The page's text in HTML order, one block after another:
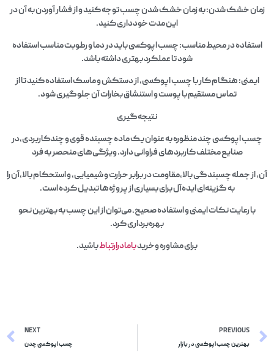
زمان خشک شدن: به زمان خشک شدن چسب توجه کنید و از فشار آوردن به آن در
این مدت خودداری کنید.
استفاده در محیط مناسب: چسب اپوکسی باید در دما و رطوبت مناسب استفاده
شود تا عملکرد بهتری داشته باشد.
ایمنی: هنگام کار با چسب اپوکسی، از دستکش و ماسک استفاده کنید تا از
تماس مستقیم با پوست و استنشاق بخارات آن جلوگیری شود.
نتیجه‌گیری
چسب اپوکسی چند منظوره به عنوان یک ماده چسبنده قوی و چندکاربردی،در
صنایع مختلف کاربردهای فراوانی دارد. ویژگی‌های منحصر به فرد
آن، از جمله چسبندگی بالا،مقاومت در برابر حرارت و شیمیایی، و استحکام بالا،آن را
به گزینه‌ای ایده‌آل برای بسیاری از پروژه‌ها تبدیل کرده است.
با رعایت نکات ایمنی و استفاده صحیح، می‌توان از این چسب به بهترین نحو
بهره‌برداری کرد.
برای مشاوره وخریدبامادرارتباطباشید.
PREVIOUS
بهترین چسب اپوکسی در بازار
NEXT
چسب اپوکسی چدن